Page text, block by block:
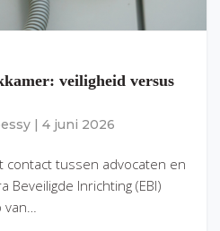
veiligheid versus
4 juni 2026
contact tussen advocaten en
Beveiligde Inrichting (EBI)